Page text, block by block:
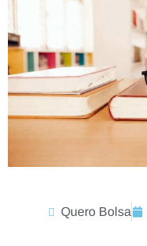
Quero Bolsa